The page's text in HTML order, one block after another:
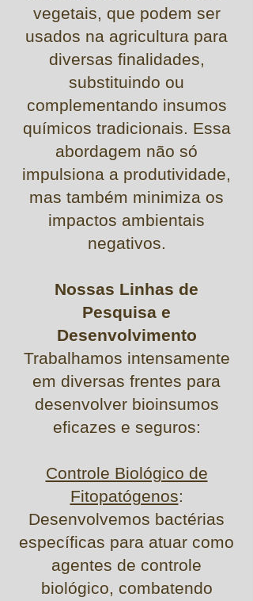
vegetais, que podem ser
usados na agricultura para
diversas finalidades,
substituindo ou
complementando insumos
químicos tradicionais. Essa
abordagem não só
impulsiona a produtividade,
mas também minimiza os
impactos ambientais
negativos.
Nossas Linhas de
Pesquisa e
Desenvolvimento
Trabalhamos intensamente
em diversas frentes para
desenvolver bioinsumos
eficazes e seguros:
Controle Biológico de
Fitopatógenos:
Desenvolvemos bactérias
específicas para atuar como
agentes de controle
biológico, combatendo